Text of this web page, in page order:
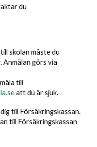
du
skolan måste du
Anmälan görs via
till
att du är sjuk.
till Försäkringskassan.
till Försäkringskassan